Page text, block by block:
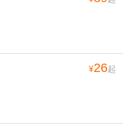
¥26起